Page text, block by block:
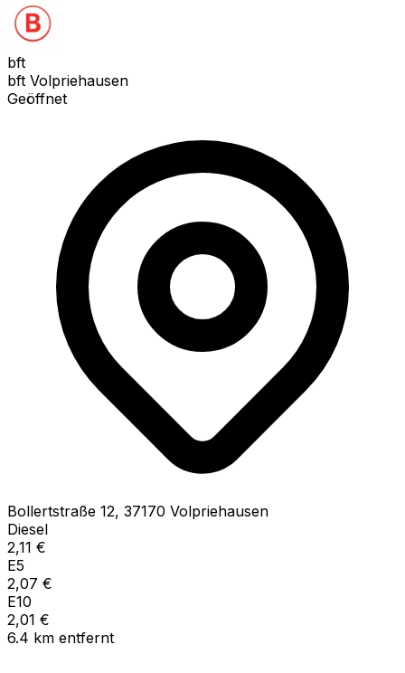
bft
bft Volpriehausen
Geöffnet
Bollertstraße 12, 37170 Volpriehausen
Diesel
2,11 €
E5
2,07 €
E10
2,01 €
6.4 km entfernt